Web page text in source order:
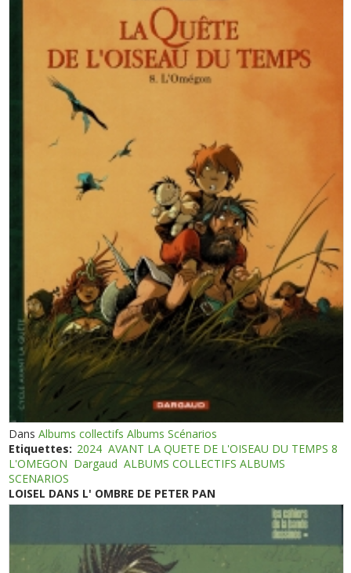
DansAlbums collectifs Albums Scénarios
Etiquettes: 2024 AVANT LA QUETE DE L'OISEAU DU TEMPS 8
L'OMEGON Dargaud ALBUMS COLLECTIFS ALBUMS
SCENARIOS
LOISEL DANS L' OMBRE DE PETER PAN